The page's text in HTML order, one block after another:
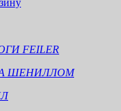
FEILER
ШЕНИЛЛОМ